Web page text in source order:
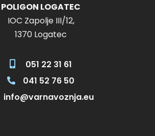
POLIGON LOGATEC
IOC Zapolje III/12,
1370 Logatec
051 22 31 61
041 52 76 50
info@varnavoznja.eu